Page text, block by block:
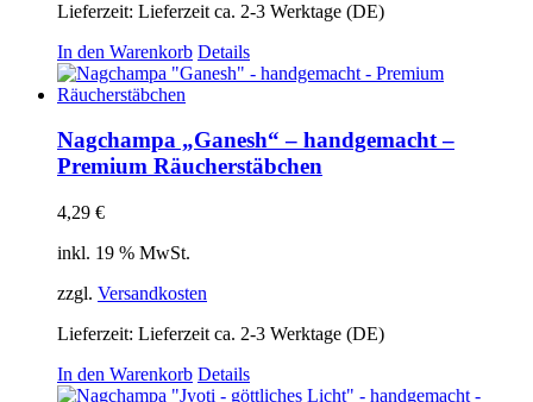
Lieferzeit: Lieferzeit ca. 2-3 Werktage (DE)
In den Warenkorb Details
Nagchampa „Ganesh“ – handgemacht –
Premium Räucherstäbchen
4,29 €
inkl. 19 % MwSt.
zzgl. Versandkosten
Lieferzeit: Lieferzeit ca. 2-3 Werktage (DE)
In den Warenkorb Details